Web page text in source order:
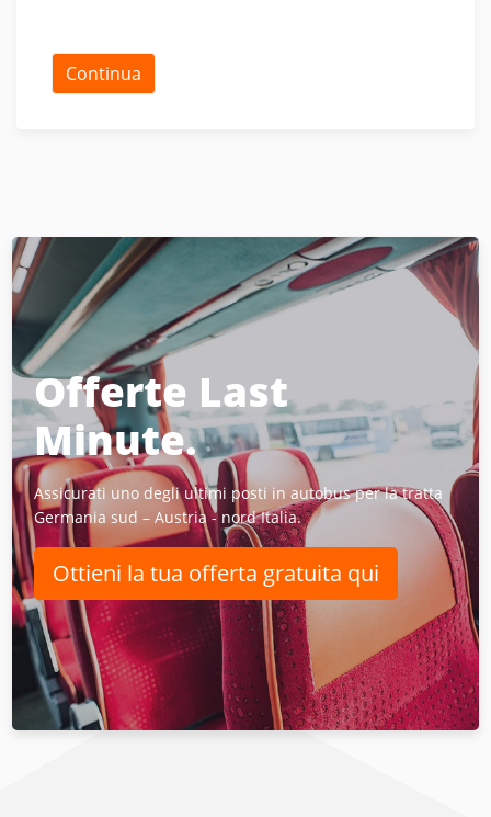
Offerte Last
Minute.
Assicurati uno degli ultimi posti in autobus per la tratta
Germania sud – Austria - nord Italia.
Ottieni la tua offerta gratuita qui